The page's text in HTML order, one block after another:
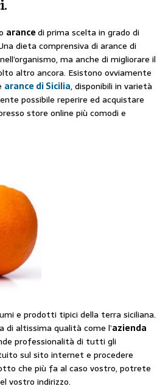
arancedi prima scelta in grado di
dieta comprensiva di arance di
ma anche di migliorare il
altro ancora. Esistono ovviamente
arance di Sicilia, disponibili in varietà
possibile reperire ed acquistare
store online più comodi e
e prodotti tipici della terra siciliana.
di altissima qualità come l’azienda
professionalità di tutti gli
sul sito internet e procedere
che più fa al caso vostro, potrete
vostro indirizzo.